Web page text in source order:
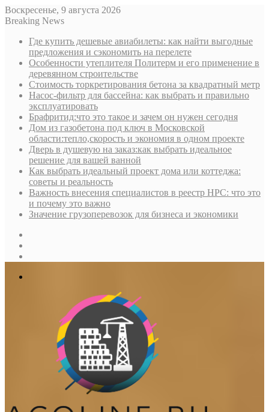
Воскресенье, 9 августа 2026
Breaking News
Где купить дешевые авиабилеты: как найти выгодные
предложения и сэкономить на перелете
Особенности утеплителя Политерм и его применение в
деревянном строительстве
Стоимость торкретирования бетона за квадратный метр
Насос-фильтр для бассейна: как выбрать и правильно
эксплуатировать
Брафритид:что это такое и зачем он нужен сегодня
Дом из газобетона под ключ в Московской
области:тепло,скорость и экономия в одном проекте
Дверь в душевую на заказ:как выбрать идеальное
решение для вашей ванной
Как выбрать идеальный проект дома или коттеджа:
советы и реальность
Важность внесения специалистов в реестр НРС: что это
и почему это важно
Значение грузоперевозок для бизнеса и экономики